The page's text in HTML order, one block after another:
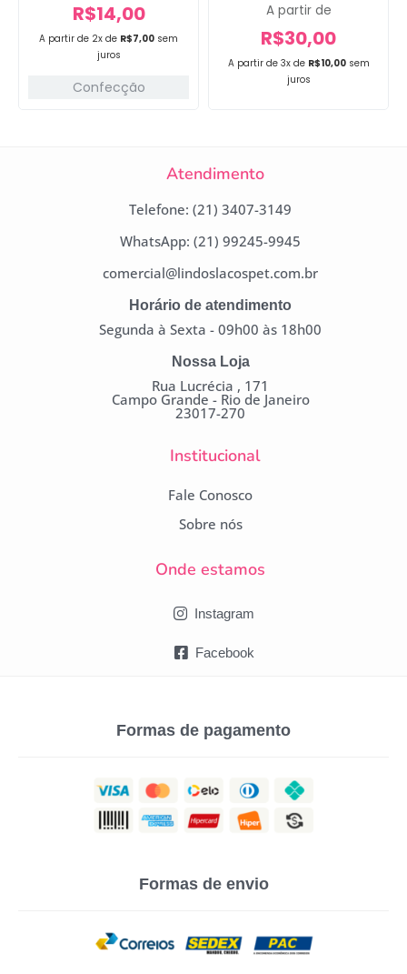
A partir de 2x de R$7,00 sem
juros
R$14,00
Confecção
A partir de 3x de R$10,00 sem
juros
A partir de
R$30,00
Atendimento
Telefone: (21) 3407-3149
WhatsApp: (21) 99245-9945
comercial@lindoslacospet.com.br
Horário de atendimento
Segunda à Sexta - 09h00 às 18h00
Nossa Loja
Rua Lucrécia , 171
Campo Grande - Rio de Janeiro
23017-270
Institucional
Fale Conosco
Sobre nós
Onde estamos
Instagram
Facebook
Formas de pagamento
Formas de envio